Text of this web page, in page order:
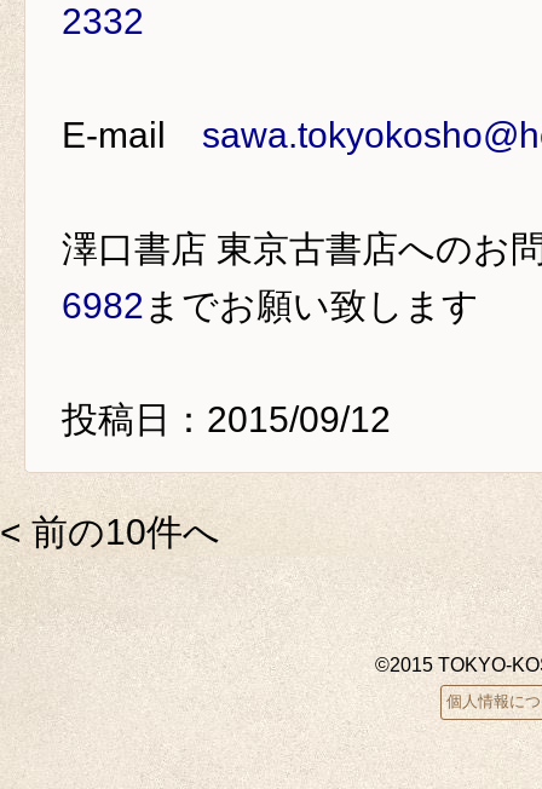
2332
E-mail
澤口書店 東京古書店へのお
6982 までお願い致します
投稿日：2015/09/12
< 前の10件へ
©2015 TOKYO-
個人情報に